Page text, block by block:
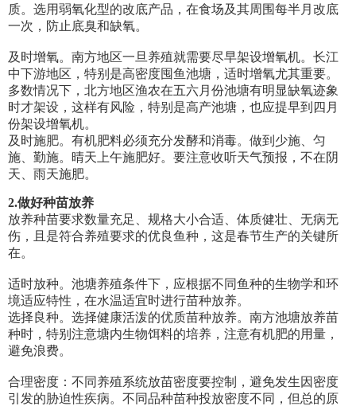
质。选用弱氧化型的改底产品，在食场及其周围每半月改底
一次，防止底臭和缺氧。
及时增氧。南方地区一旦养殖就需要尽早架设增氧机。长江
中下游地区，特别是高密度囤鱼池塘，适时增氧尤其重要。
多数情况下，北方地区渔农在五六月份池塘有明显缺氧迹象
时才架设，这样有风险，特别是高产池塘，也应提早到四月
份架设增氧机。
及时施肥。有机肥料必须充分发酵和消毒。做到少施、匀
施、勤施。晴天上午施肥好。要注意收听天气预报，不在阴
天、雨天施肥。
2.做好种苗放养
放养种苗要求数量充足、规格大小合适、体质健壮、无病无
伤，且是符合养殖要求的优良鱼种，这是春节生产的关键所
在。
适时放种。池塘养殖条件下，应根据不同鱼种的生物学和环
境适应特性，在水温适宜时进行苗种放养。
选择良种。选择健康活泼的优质苗种放养。南方池塘放养苗
种时，特别注意塘内生物饵料的培养，注意有机肥的用量，
避免浪费。
合理密度：不同养殖系统放苗密度要控制，避免发生因密度
引发的胁迫性疾病。不同品种苗种投放密度不同，但总的原